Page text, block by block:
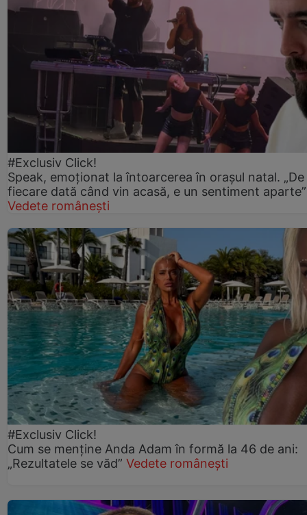
#Exclusiv Click!
Speak, emoționat la întoarcerea în orașul natal. „De
fiecare dată când vin acasă, e un sentiment aparte”
Vedete românești
#Exclusiv Click!
Cum se menține Anda Adam în formă la 46 de ani:
„Rezultatele se văd” Vedete românești